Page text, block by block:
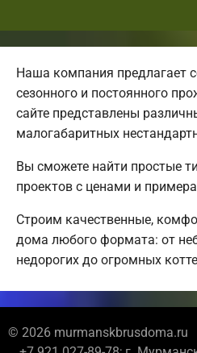
Наша компания предлагает
сезонного и постоянного
сайте представлены
малогабаритных
Вы сможете найти простые
проектов с ценами и
Строим качественные,
дома любого формата: от
недорогих до огромных
© 2026 murmanskbrusdoma.ru